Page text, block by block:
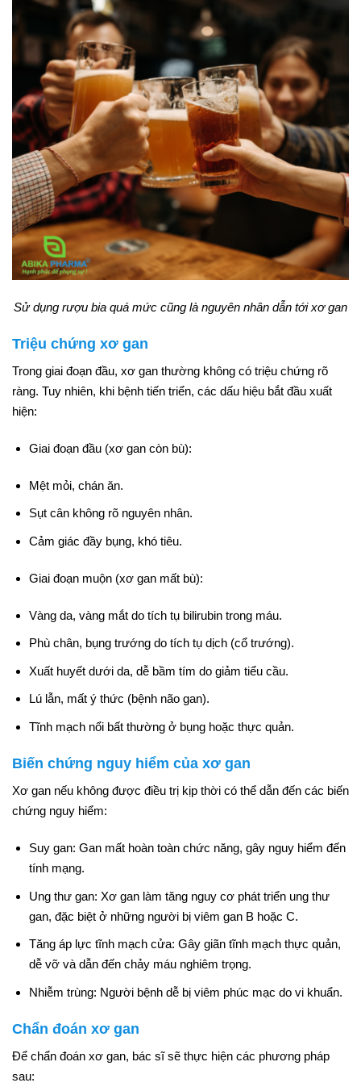
Sử dụng rượu bia quá mức cũng là nguyên nhân dẫn tới xơ gan
Triệu chứng xơ gan
Trong giai đoạn đầu, xơ gan thường không có triệu chứng rõ
ràng. Tuy nhiên, khi bệnh tiến triển, các dấu hiệu bắt đầu xuất
hiện:
Giai đoạn đầu (xơ gan còn bù):
Mệt mỏi, chán ăn.
Sụt cân không rõ nguyên nhân.
Cảm giác đầy bụng, khó tiêu.
Giai đoạn muộn (xơ gan mất bù):
Vàng da, vàng mắt do tích tụ bilirubin trong máu.
Phù chân, bụng trướng do tích tụ dịch (cổ trướng).
Xuất huyết dưới da, dễ bầm tím do giảm tiểu cầu.
Lú lẫn, mất ý thức (bệnh não gan).
Tĩnh mạch nổi bất thường ở bụng hoặc thực quản.
Biến chứng nguy hiểm của xơ gan
Xơ gan nếu không được điều trị kịp thời có thể dẫn đến các biến
chứng nguy hiểm:
Suy gan: Gan mất hoàn toàn chức năng, gây nguy hiểm đến
tính mạng.
Ung thư gan: Xơ gan làm tăng nguy cơ phát triển ung thư
gan, đặc biệt ở những người bị viêm gan B hoặc C.
Tăng áp lực tĩnh mạch cửa: Gây giãn tĩnh mạch thực quản,
dễ vỡ và dẫn đến chảy máu nghiêm trọng.
Nhiễm trùng: Người bệnh dễ bị viêm phúc mạc do vi khuẩn.
Chẩn đoán xơ gan
Để chẩn đoán xơ gan, bác sĩ sẽ thực hiện các phương pháp
sau: